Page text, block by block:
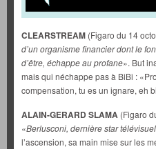
CLEARSTREAM (Figaro du 14
d’un organisme financier dont le
d’être, échappe au profane». But
mais qui néchappe pas à BiBi :
compensation, tu es un ignare, eh
ALAIN-GERARD SLAMA (Figaro
«Berlusconi, dernière star
l’ascension, sa main mise sur les